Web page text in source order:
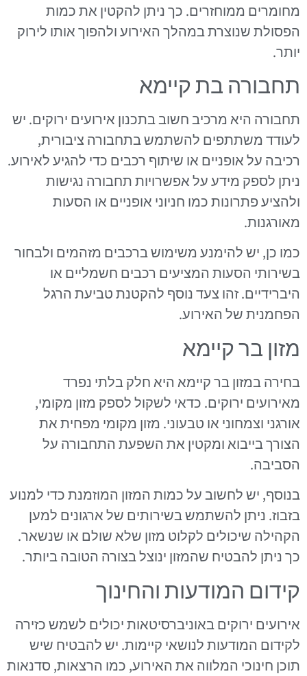
מחומרים ממוחזרים. כך ניתן להקטין את כמות
הפסולת שנוצרת במהלך האירוע ולהפוך אותו לירוק
יותר.
תחבורה בת קיימא
תחבורה היא מרכיב חשוב בתכנון אירועים ירוקים. יש
לעודד משתתפים להשתמש בתחבורה ציבורית,
רכיבה על אופניים או שיתוף רכבים כדי להגיע לאירוע.
ניתן לספק מידע על אפשרויות תחבורה נגישות
ולהציע פתרונות כמו חניוני אופניים או הסעות
מאורגנות.
כמו כן, יש להימנע משימוש ברכבים מזהמים ולבחור
בשירותי הסעות המציעים רכבים חשמליים או
היברידיים. זהו צעד נוסף להקטנת טביעת הרגל
הפחמנית של האירוע.
מזון בר קיימא
בחירה במזון בר קיימא היא חלק בלתי נפרד
מאירועים ירוקים. כדאי לשקול לספק מזון מקומי,
אורגני וצמחוני או טבעוני. מזון מקומי מפחית את
הצורך בייבוא ומקטין את השפעת התחבורה על
הסביבה.
בנוסף, יש לחשוב על כמות המזון המוזמנת כדי למנוע
בזבוז. ניתן להשתמש בשירותים של ארגונים למען
הקהילה שיכולים לקלוט מזון שלא שולם או שנשאר.
כך ניתן להבטיח שהמזון ינוצל בצורה הטובה ביותר.
קידום המודעות והחינוך
אירועים ירוקים באוניברסיטאות יכולים לשמש כזירה
לקידום המודעות לנושאי קיימות. יש להבטיח שיש
תוכן חינוכי המלווה את האירוע, כמו הרצאות, סדנאות